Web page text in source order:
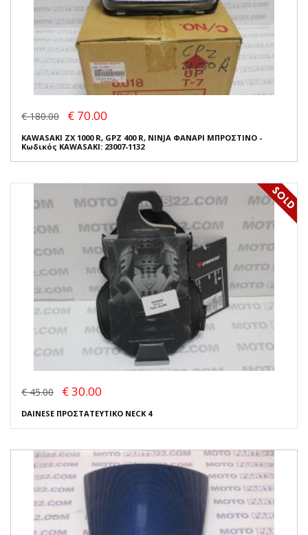
€ 180.00 € 70.00
KAWASAKI ZX 1000 R, GPZ 400 R, NINJA ΦΑΝΑΡΙ ΜΠΡΟΣΤΙΝΟ -
Κωδικός KAWASAKI: 23007-1132
€ 45.00 € 30.00
DAINESE ΠΡΟΣΤΑΤΕΥΤΙΚΟ NECK 4